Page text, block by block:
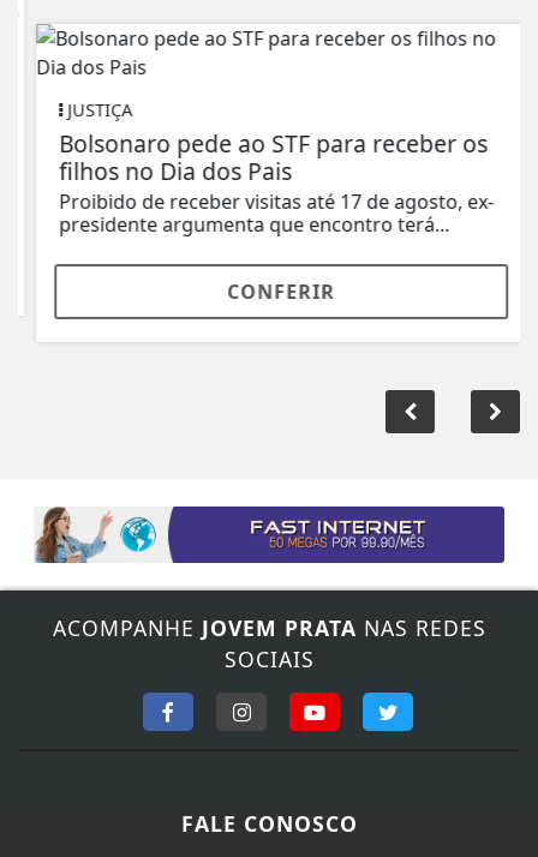
JUSTIÇA
Bolsonaro pede ao STF para receber os
filhos no Dia dos Pais
Proibido de receber visitas até 17 de agosto, ex-
presidente argumenta que encontro terá...
CONFERIR
ACOMPANHE JOVEM PRATA NAS REDES
SOCIAIS
FALE CONOSCO